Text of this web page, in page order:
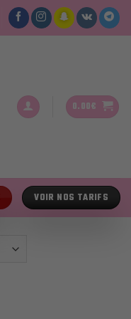
0.00€
VOIR NOS TARIFS